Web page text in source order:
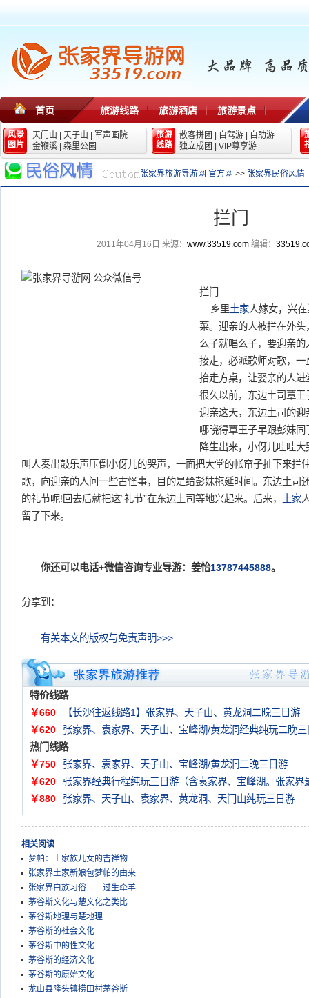
首页 旅游线路 旅游酒店 旅游景点
风景
图片
天门山 天子山
军声画院
金鞭溪
森里公园
旅游
线路
散客拼团 自驾游
自助游
独立成团
VIP尊享游
张家界旅游导游网 官方网 >> 张家界民俗风情
拦门
2011年04月16日 来源： www.33519.com编辑：
拦门
乡里土家人嫁女，兴
菜。迎亲的人被拦在外
么子就唱么子，要迎亲
接走，必派歌师对歌，
抬走方桌，让娶亲的人进
很久以前，东边土司覃
迎亲这天，东边土司的
哪晓得覃王子早跟彭妹
降生出来，小伢儿哇哇
叫人奏出鼓乐声压倒小伢儿的哭声，一面把大堂的帐帘子扯下来拦
歌，向迎亲的人问一些古怪事，目的是给彭妹拖延时间。东边土司
的礼节呢!回去后就把这“礼节”在东边土司等地兴起来。后来， 土家
留了下来。
你还可以电话+微信咨询专业导游：姜怡13787445888。
分享到：
有关本文的版权与免责声明>>>
特价线路
￥660
【长沙往返线路1】张家界、天子山、黄龙洞二晚三日游
￥620
张家界、袁家界、天子山、宝峰湖/黄龙洞经典纯玩二晚三
热门线路
￥750
张家界、袁家界、天子山、宝峰湖/黄龙洞二晚三日游
￥620
张家界经典行程纯玩三日游（含袁家界、宝峰湖。张家界
￥880
张家界、天子山、袁家界、黄龙洞、天门山纯玩三日游
相关阅读
梦帕：土家族儿女的吉祥物
张家界土家新娘包梦帕的由来
张家界白族习俗——过生牵羊
茅谷斯文化与楚文化之类比
茅谷斯地理与楚地理
茅谷斯的社会文化
茅谷斯中的性文化
茅谷斯的经济文化
茅谷斯的原始文化
龙山县隆头镇捞田村茅谷斯